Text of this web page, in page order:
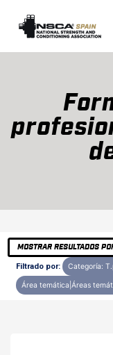
MOSTRAR RESULTADOS
Filtrado por: Categoría:
Área temática|Áreas